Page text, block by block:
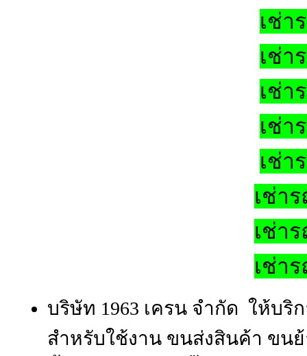
เช่า
เช่า
เช่า
เช่า
เช่า
เช่า
เช่า
เช่า
บริษัท 1963 เครน จำกัด ให้บริ
สำหรับใช้งาน ขนส่งสินค้า ขนย้